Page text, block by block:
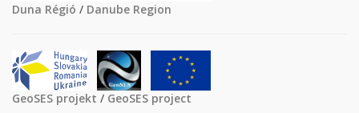
Duna Régió / Danube Region
GeoSES projekt / GeoSES project